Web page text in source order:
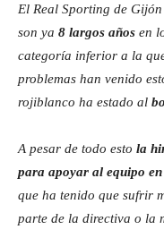
El Real Sporting de
son ya 8 largos años en
categoría inferior a la
problemas han venido
rojiblanco ha estado al
A pesar de todo esto la
para apoyar al equipo
que ha tenido que sufrir
parte de la directiva o la